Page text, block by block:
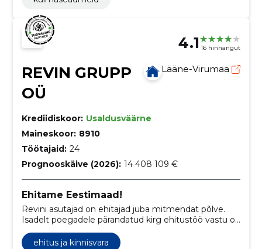
4.1 16 hinnangut
REVIN GRUPP
OÜ
Lääne-Virumaa
Krediidiskoor: Usaldusväärne
Maineskoor: 8910
Töötajaid: 24
Prognooskäive (2026): 14 408 109 €
Ehitame Eestimaad!
Revini asutajad on ehitajad juba mitmendat põlve.
Isadelt poegadele pärandatud kirg ehitustöö vastu on
Revin Grupist teinud Virumaa ühe suurima
ehitusettevõtte.
ehitus ja kinnisvara